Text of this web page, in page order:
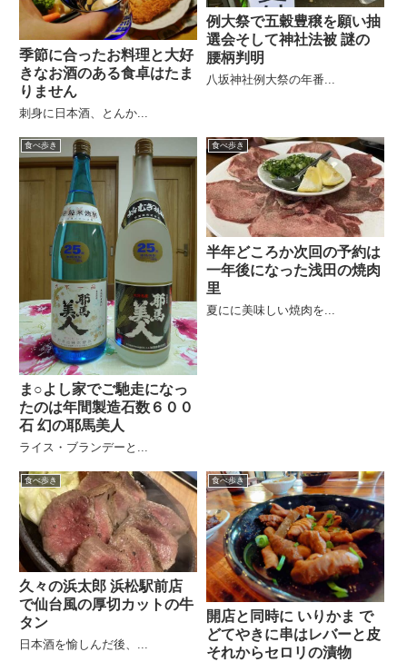
季節に合ったお料理と大好
きなお酒のある食卓はたま
りません
刺身に日本酒、とんか...
例大祭で五穀豊穣を願い抽
選会そして神社法被 謎の
腰柄判明
八坂神社例大祭の年番...
食べ歩き
ま○よし家でご馳走になっ
たのは年間製造石数６００
石 幻の耶馬美人
ライス・ブランデーと...
食べ歩き
半年どころか次回の予約は
一年後になった浅田の焼肉
里
夏にに美味しい焼肉を...
食べ歩き
久々の浜太郎 浜松駅前店
で仙台風の厚切カットの牛
タン
日本酒を愉しんだ後、...
食べ歩き
開店と同時に いりかま で
どてやきに串はレバーと皮
それからセロリの漬物